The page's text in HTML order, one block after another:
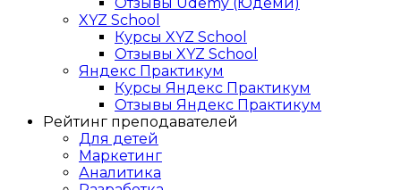
XYZ School
Курсы XYZ School
Отзывы XYZ School
Яндекс Практикум
Курсы Яндекс Практикум
Отзывы Яндекс Практикум
Рейтинг преподавателей
Для детей
Маркетинг
Аналитика